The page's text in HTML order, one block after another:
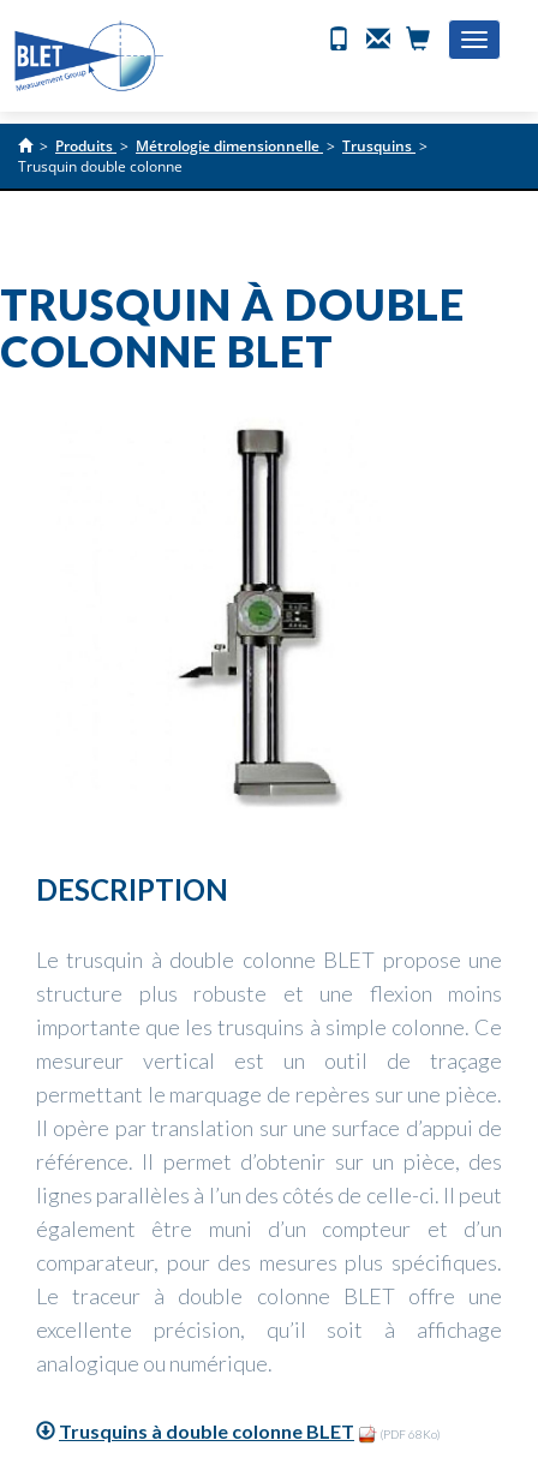
Toggle
> Produits > Métrologie dimensionnelle > Trusquins >
Trusquin double colonne
TRUSQUIN À DOUBLE
COLONNE BLET
DESCRIPTION
Le trusquin à double colonne BLET propose une
structure plus robuste et une flexion moins
importante que les trusquins à simple colonne. Ce
mesureur vertical est un outil de traçage
permettant le marquage de repères sur une pièce.
Il opère par translation sur une surface d’appui de
référence. Il permet d’obtenir sur un pièce, des
lignes parallèles à l’un des côtés de celle-ci. Il peut
également être muni d’un compteur et d’un
comparateur, pour des mesures plus spécifiques.
Le traceur à double colonne BLET offre une
excellente précision, qu’il soit à affichage
analogique ou numérique.
Trusquins à double colonne BLET (PDF 68Ko)